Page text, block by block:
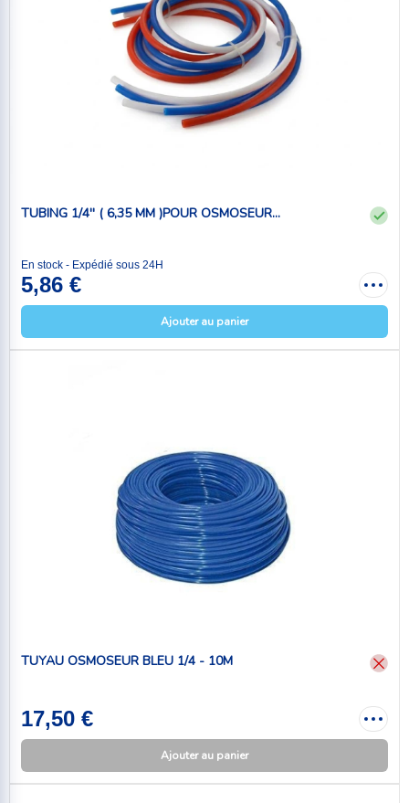
TUBING 1/4'' ( 6,35 MM )POUR OSMOSEUR...
En stock - Expédié sous 24H
5,86 €
Ajouter au panier
TUYAU OSMOSEUR BLEU 1/4 - 10M
17,50 €
Ajouter au panier